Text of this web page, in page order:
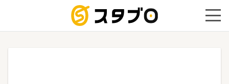
手続き